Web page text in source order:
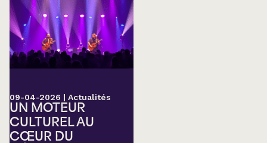
09-04-2026 | Actualités
UN MOTEUR
CULTUREL AU
CŒUR DU